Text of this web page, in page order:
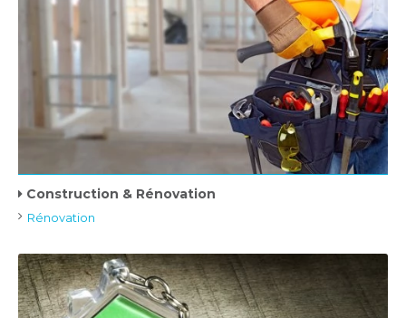
Construction & Rénovation
Rénovation